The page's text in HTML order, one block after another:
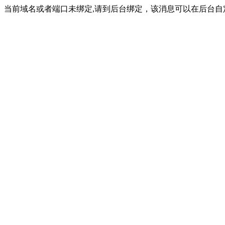
当前域名或者端口未绑定,请到后台绑定，该消息可以在后台自